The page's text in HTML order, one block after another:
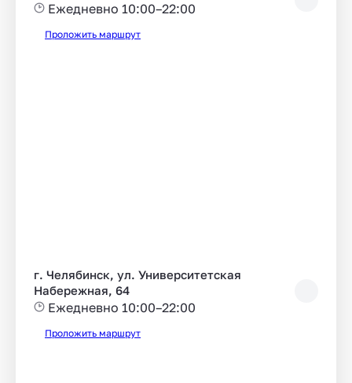
Ежедневно 10:00–22:00
Проложить маршрут
г. Челябинск, ул. Университетская
Набережная, 64
Ежедневно 10:00–22:00
Проложить маршрут